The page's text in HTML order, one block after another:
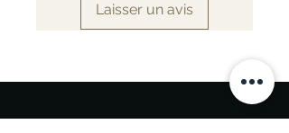
Laisser un avis